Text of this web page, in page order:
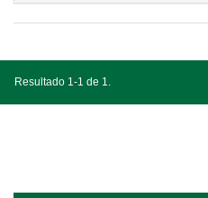
Resultado 1-1 de 1.